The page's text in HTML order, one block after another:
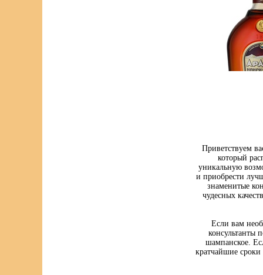
Приветствуем
который
уникальную
и приобрести
знаменитые
чудесных
Если вам
консультанты
шампанское.
кратчайшие